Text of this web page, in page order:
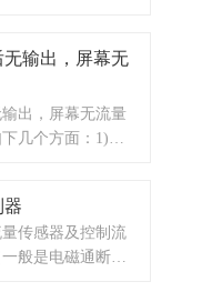
输出，屏幕无
出，屏幕无流量
几个方面：1)、
，小信号设定不
电极没有接触介
属管道，却无
器
传感器及控制流
般是电磁通断阀